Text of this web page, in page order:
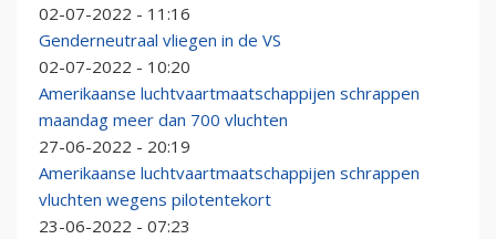
02-07-2022 - 11:16
Genderneutraal vliegen in de VS
02-07-2022 - 10:20
Amerikaanse luchtvaartmaatschappijen schrappen
maandag meer dan 700 vluchten
27-06-2022 - 20:19
Amerikaanse luchtvaartmaatschappijen schrappen
vluchten wegens pilotentekort
23-06-2022 - 07:23